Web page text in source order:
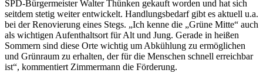
SPD-Bürgermeister Walter Thünken gekauft worden und hat sich
seitdem stetig weiter entwickelt. Handlungsbedarf gibt es aktuell u.a.
bei der Renovierung eines Stegs. „Ich kenne die „Grüne Mitte“ auch
als wichtigen Aufenthaltsort für Alt und Jung. Gerade in heißen
Sommern sind diese Orte wichtig um Abkühlung zu ermöglichen
und Grünraum zu erhalten, der für die Menschen schnell erreichbar
ist“, kommentiert Zimmermann die Förderung.